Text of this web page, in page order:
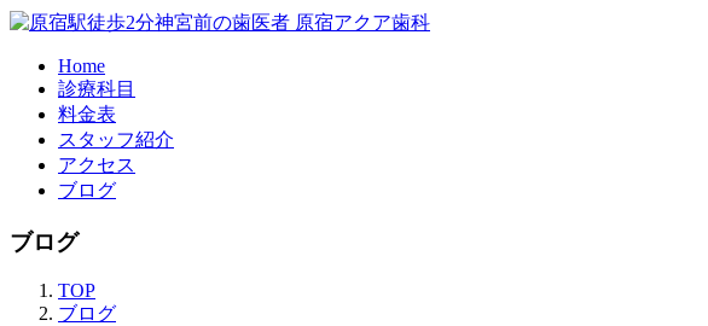
Home
診療科目
料金表
スタッフ紹介
アクセス
ブログ
ブログ
TOP
ブログ